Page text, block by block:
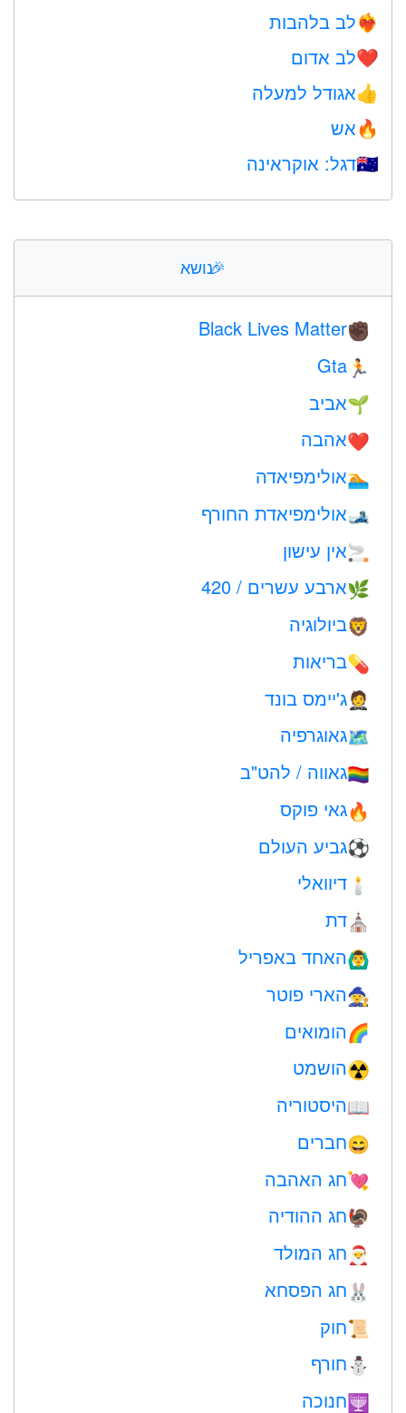
❤️‍🔥לב בלהבות
❤️לב אדום
👍אגודל למעלה
🔥אש
🇺🇦דגל: אוקראינה
🎉נושא
✊🏿
Black Lives Matter
🏃
Gta
🌱אביב
❤️️אהבה
🏊אולימפיאדה
🎿אולימפיאדת החורף
🚬אין עישון
🌿ארבע עשרים / 420
🦁ביולוגיה
💊בריאות
🤵ג'יימס בונד
🗺גאוגרפיה
🏳️‍🌈גאווה / להט"ב
🔥גאי פוקס
⚽גביע העולם
🕯 דיוואלי
⛪️דת
🙆‍♂️האחד באפריל
🧙הארי פוטר
🌈הומואים
☢️הושמט
📖היסטוריה
😄חברים
💘חג האהבה
🦃חג ההודיה
🎅 חג המולד
🐰 חג הפסחא
📜חוק
⛄ חורף
🕎חנוכה